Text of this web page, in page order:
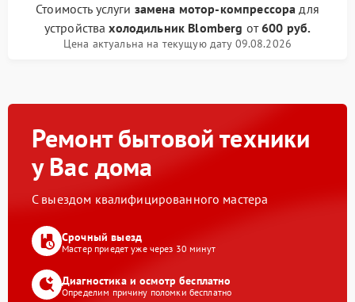
Стоимость услуги замена мотор-компрессора для
устройствахолодильник Blomberg от600 руб.
Цена актуальна на текущую дату 09.08.2026
Ремонт бытовой техники
у Вас дома
С выездом квалифицированного мастера
Срочный выезд
Мастер приедет уже через 30 минут
Диагностика и осмотр бесплатно
Определим причину поломки бесплатно